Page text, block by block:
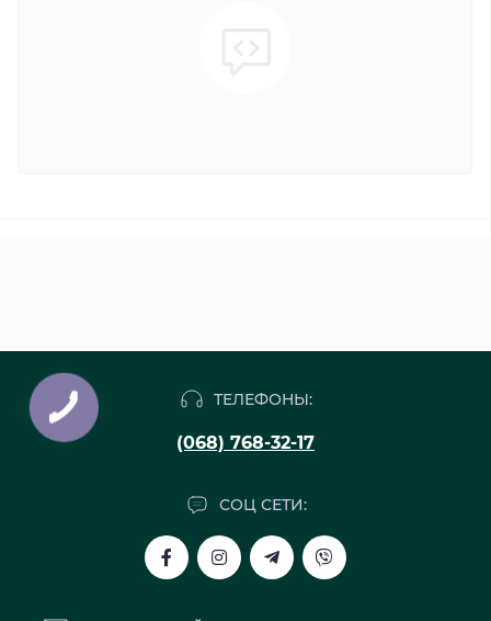
ТЕЛЕФОНЫ:
(068) 768-32-17
СОЦ СЕТИ: